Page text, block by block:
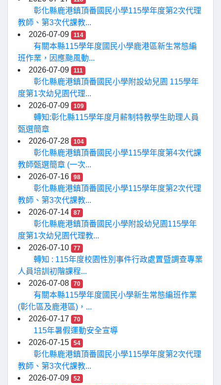
彰化縣鹿港鎮頂番國民小學115學年度第2次代理
教師、第3次代課教...
2026-07-09
114
有關本縣115學年度國民小學鹿港區新生常態編
班作業，因應颱風動...
2026-07-09
111
彰化縣鹿港鎮頂番國民小學附設幼兒園 115學年
度第1次幼兒園代理...
2026-07-09
109
轉知:彰化縣115學年度月薪制特教學生助理人員
甄選簡章
2026-07-28
104
彰化縣鹿港鎮頂番國民小學115學年度第4次代課
教師甄選簡章 (一次...
2026-07-16
98
彰化縣鹿港鎮頂番國民小學115學年度第2次代理
教師、第3次代課教...
2026-07-14
87
彰化縣鹿港鎮頂番國民小學附設幼兒園115學年
度第1次幼兒園代理教...
2026-07-10
77
轉知 : 115年度校園性別事件行政處置暨調查專業
人員培訓初階課程...
2026-07-08
70
有關本縣115學年度國民小學新生常態編班作業
(彰化區及鹿港區)，...
2026-07-17
70
115年暑假運動安全宣導
2026-07-15
54
彰化縣鹿港鎮頂番國民小學115學年度第2次代理
教師、第3次代課教...
2026-07-09
52